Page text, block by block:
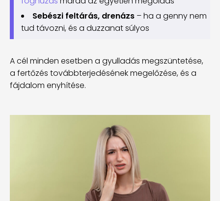
Sebészi feltárás, drenázs – ha a genny nem
tud távozni, és a duzzanat súlyos
A cél minden esetben a gyulladás megszüntetése,
a fertőzés továbbterjedésének megelőzése, és a
fájdalom enyhítése.